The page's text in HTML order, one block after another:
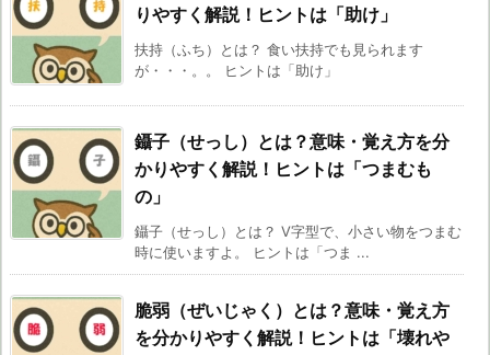
りやすく解説！ヒントは「助け」
扶持（ふち）とは？ 食い扶持でも見られます
が・・・。。 ヒントは「助け」
鑷子（せっし）とは？意味・覚え方を分
かりやすく解説！ヒントは「つまむも
の」
鑷子（せっし）とは？ V字型で、小さい物をつまむ
時に使いますよ。 ヒントは「つま ...
脆弱（ぜいじゃく）とは？意味・覚え方
を分かりやすく解説！ヒントは「壊れや